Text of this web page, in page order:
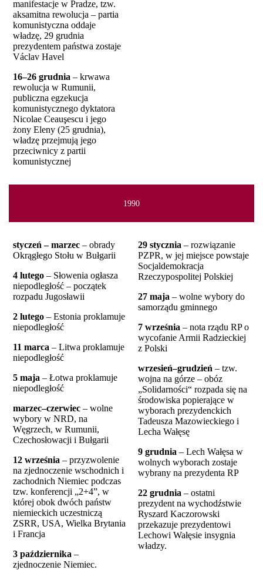
manifestacje w Pradze, tzw.
aksamitna rewolucja – partia
komunistyczna oddaje
władzę, 29 grudnia
prezydentem państwa zostaje
Václav Havel
16–26 grudnia – krwawa
rewolucja w Rumunii,
publiczna egzekucja
komunistycznego dyktatora
Nicolae Ceauşescu i jego
żony Eleny (25 grudnia),
władzę przejmują jego
przeciwnicy z partii
komunistycznej
1990
styczeń – marzec – obrady
Okrągłego Stołu w Bułgarii
4 lutego – Słowenia ogłasza
niepodległość – początek
rozpadu Jugosławii
2 lutego – Estonia proklamuje
niepodległość
11 marca – Litwa proklamuje
niepodległość
5 maja – Łotwa proklamuje
niepodległość
marzec–czerwiec – wolne
wybory w NRD, na
Węgrzech, w Rumunii,
Czechosłowacji i Bułgarii
12 września – przyzwolenie
na zjednoczenie wschodnich i
zachodnich Niemiec podczas
tzw. konferencji „2+4”, w
której obok dwóch państw
niemieckich uczestniczą
ZSRR, USA, Wielka Brytania
i Francja
3 października –
zjednoczenie Niemiec.
29 stycznia – rozwiązanie
PZPR, w jej miejsce powstaje
Socjaldemokracja
Rzeczypospolitej Polskiej
27 maja – wolne wybory do
samorządu gminnego
7 września – nota rządu RP o
wycofanie Armii Radzieckiej
z Polski
wrzesień–grudzień – tzw.
wojna na górze – obóz
„Solidarności“ rozpada się na
środowiska popierające w
wyborach prezydenckich
Tadeusza Mazowieckiego i
Lecha Wałęsę
9 grudnia – Lech Wałęsa w
wolnych wyborach zostaje
wybrany na prezydenta RP
22 grudnia – ostatni
prezydent na wychodźstwie
Ryszard Kaczorowski
przekazuje prezydentowi
Lechowi Wałęsie insygnia
władzy.